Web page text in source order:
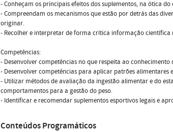
- Conheçam os principais efeitos dos suplementos, na ótica do
- Compreendam os mecanismos que estão por detrás das
originar.
- Recolher e interpretar de forma crítica informação científica
Competências:
- Desenvolver competências no que respeita ao
- Desenvolver competências para aplicar patrões
- Utilizar métodos de avaliação da ingestão alimentar e do
comportamentos para a gestão do peso.
- Identificar e recomendar suplementos esportivos legais e
Conteúdos Programáticos